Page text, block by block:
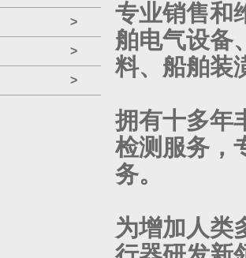
>
>
>
专业销售和
舶电气设备
料、船舶装
拥有十多年
检测服务，
务。
为增加人类